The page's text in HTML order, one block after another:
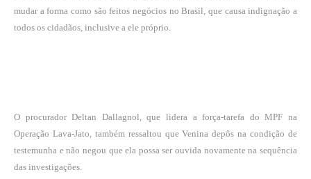
mudar a forma como são feitos negócios no Brasil, que causa indignação a
todos os cidadãos, inclusive a ele próprio.
O procurador Deltan Dallagnol, que lidera a força-tarefa do MPF na
Operação Lava-Jato, também ressaltou que Venina depôs na condição de
testemunha e não negou que ela possa ser ouvida novamente na sequência
das investigações.